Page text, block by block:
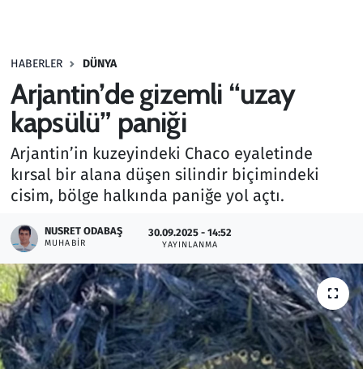
HABERLER DÜNYA
Arjantin’de gizemli “uzay
kapsülü” paniği
Arjantin’in kuzeyindeki Chaco eyaletinde
kırsal bir alana düşen silindir biçimindeki
cisim, bölge halkında paniğe yol açtı.
NUSRET ODABAŞ
MUHABIR
30.09.2025 - 14:52
YAYINLANMA
Haber
Kültür Sanat
Kurumsal Haberler
Lezzet Durağı
Memur ve Kamu
Otomobil
Oyun
Ramazan